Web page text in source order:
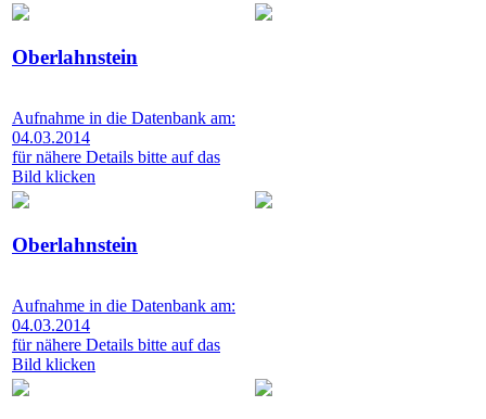
Oberlahnstein
Aufnahme in die Datenbank am:
04.03.2014
für nähere Details bitte auf das
Bild klicken
Oberlahnstein
Aufnahme in die Datenbank am:
04.03.2014
für nähere Details bitte auf das
Bild klicken